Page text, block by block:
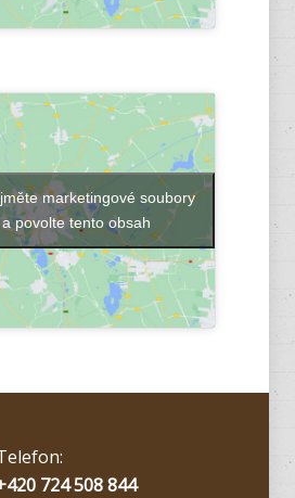
marketingové soubory
povolte tento obsah
724 508 844